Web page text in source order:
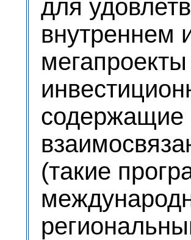
для
внутреннем
содержащие
(такие